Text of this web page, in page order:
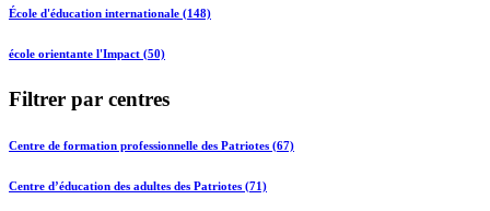
École d'éducation internationale (148)
école orientante l'Impact (50)
Filtrer par centres
Centre de formation professionnelle des Patriotes (67)
Centre d’éducation des adultes des Patriotes (71)